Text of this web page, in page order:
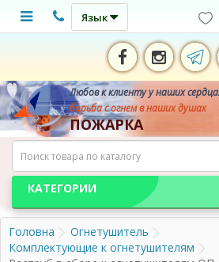
Язык
Любов к клиенту у наших
борьба с огнем в наших душах
ПОЖАРКА
КАТЕГОРИИ
Головна
Огнетушитель
Комплектующие к огнетушителям